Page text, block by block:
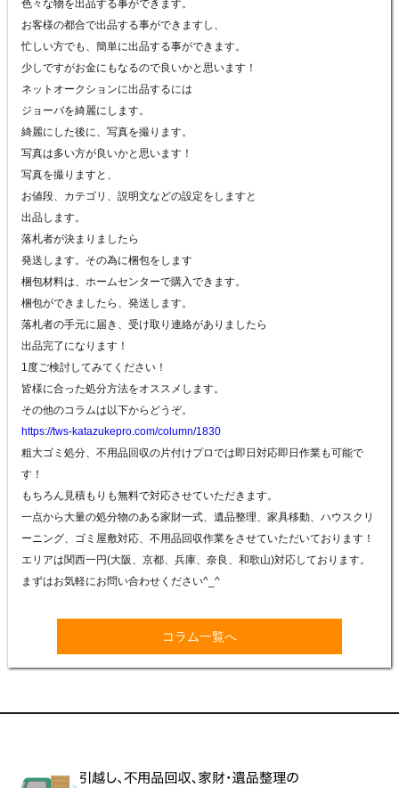
色々な物を出品する事ができます。
お客様の都合で出品する事ができますし、
忙しい方でも、簡単に出品する事ができます。
少しですがお金にもなるので良いかと思います！
ネットオークションに出品するには
ジョーバを綺麗にします。
綺麗にした後に、写真を撮ります。
写真は多い方が良いかと思います！
写真を撮りますと、
お値段、カテゴリ、説明文などの設定をしますと
出品します。
落札者が決まりましたら
発送します。その為に梱包をします
梱包材料は、ホームセンターで購入できます。
梱包ができましたら、発送します。
落札者の手元に届き、受け取り連絡がありましたら
出品完了になります！
1度ご検討してみてください！
皆様に合った処分方法をオススメします。
その他のコラムは以下からどうぞ。
https://tws-katazukepro.com/column/1830
粗大ゴミ処分、不用品回収の片付けプロでは即日対応即日作業も可能で
す！
もちろん見積もりも無料で対応させていただきます。
一点から大量の処分物のある家財一式、遺品整理、家具移動、ハウスクリ
ーニング、ゴミ屋敷対応、不用品回収作業をさせていただいております！
エリアは関西一円(大阪、京都、兵庫、奈良、和歌山)対応しております。
まずはお気軽にお問い合わせください^_^
コラム一覧へ